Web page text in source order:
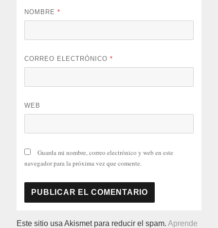
NOMBRE*
CORREO ELECTRÓNICO*
WEB
Guarda mi nombre, correo electrónico y web en este
navegador para la próxima vez que comente.
Este sitio usa Akismet para reducir el spam.Aprende